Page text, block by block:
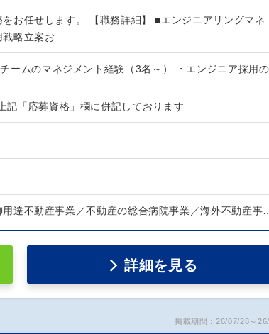
をお任せします。 【職務詳細】 ■エンジニアリングマネ
略立案お…
ムのマネジメント経験（3名～） ・エンジニア採用の
記「応募資格」欄に併記しております
用達不動産事業／不動産の総合病院事業／海外不動産事…
詳細を見る
掲載期間：26/07/28～